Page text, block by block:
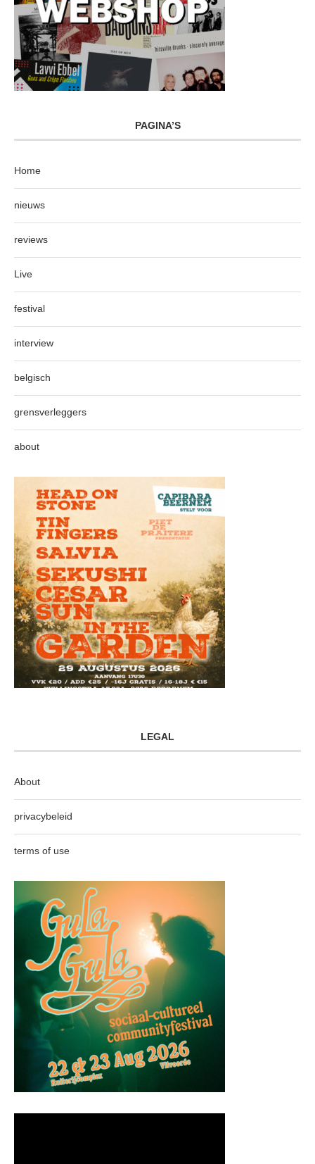
PAGINA’S
Home
nieuws
reviews
Live
festival
interview
belgisch
grensverleggers
about
LEGAL
About
privacybeleid
terms of use